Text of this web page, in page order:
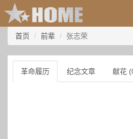
首页 前辈 张志荣
革命履历 纪念文章 献花